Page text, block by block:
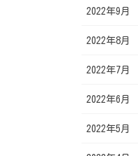
2022年9月
2022年8月
2022年7月
2022年6月
2022年5月